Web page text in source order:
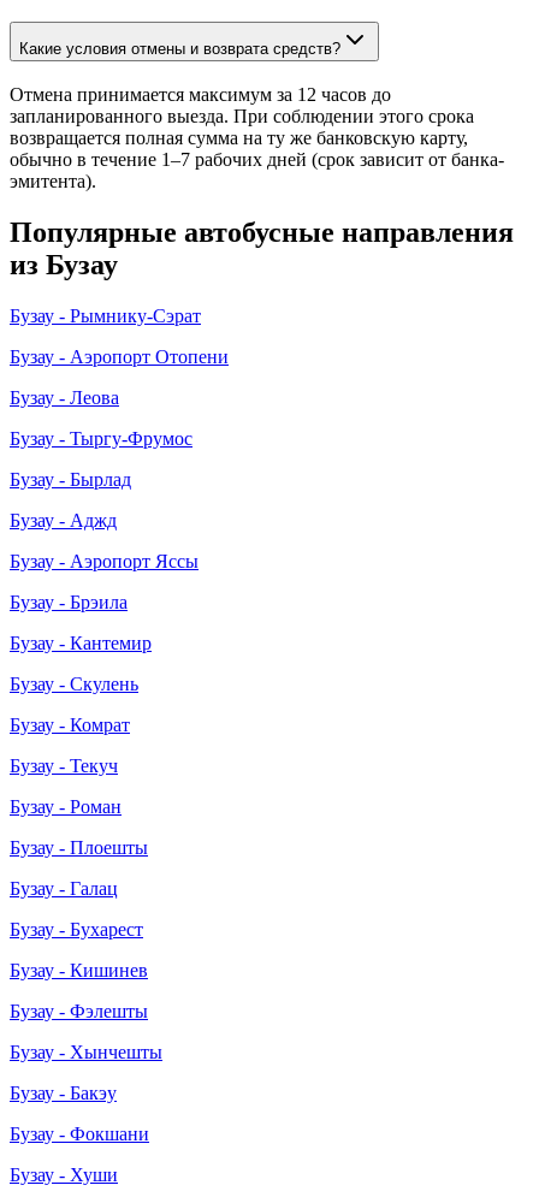
Какие условия отмены и возврата средств?
Отмена принимается максимум за 12 часов до
запланированного выезда. При соблюдении этого срока
возвращается полная сумма на ту же банковскую карту,
обычно в течение 1–7 рабочих дней (срок зависит от банка-
эмитента).
Популярные автобусные направления
из Бузау
Бузау - Рымнику-Сэрат
Бузау - Аэропорт Отопени
Бузау - Леова
Бузау - Тыргу-Фрумос
Бузау - Бырлад
Бузау - Аджд
Бузау - Аэропорт Яссы
Бузау - Брэила
Бузау - Кантемир
Бузау - Скулень
Бузау - Комрат
Бузау - Текуч
Бузау - Роман
Бузау - Плоешты
Бузау - Галац
Бузау - Бухарест
Бузау - Кишинев
Бузау - Фэлешты
Бузау - Хынчешты
Бузау - Бакэу
Бузау - Фокшани
Бузау - Хуши